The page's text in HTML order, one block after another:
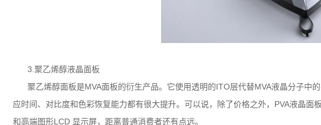
3.聚乙烯醇液晶面板
聚乙烯醇面板是MVA面板的衍生产品。它使用透明的ITO层代替MVA液晶分子
应时间、对比度和色彩恢复能力都有很大提升。可以说，除了价格之外，PVA液晶
和高端图形LCD 显示屏，距离普通消费者还有点远。